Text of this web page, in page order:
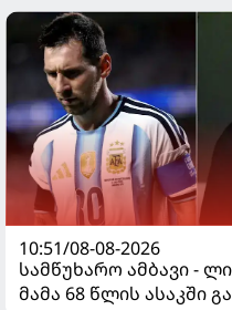
10:51/08-08-2026
სამწუხარო ამბავი -
მამა 68 წლის ასაკში